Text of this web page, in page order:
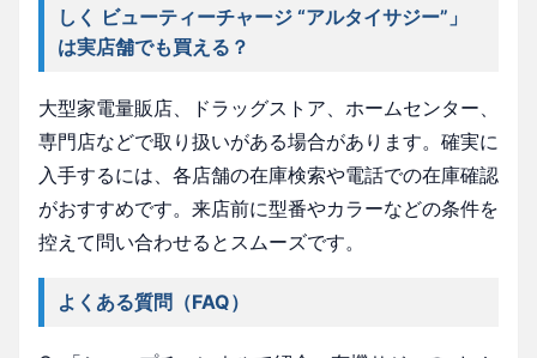
しく ビューティーチャージ “アルタイサジー”」
は実店舗でも買える？
大型家電量販店、ドラッグストア、ホームセンター、
専門店などで取り扱いがある場合があります。確実に
入手するには、各店舗の在庫検索や電話での在庫確認
がおすすめです。来店前に型番やカラーなどの条件を
控えて問い合わせるとスムーズです。
よくある質問（FAQ）